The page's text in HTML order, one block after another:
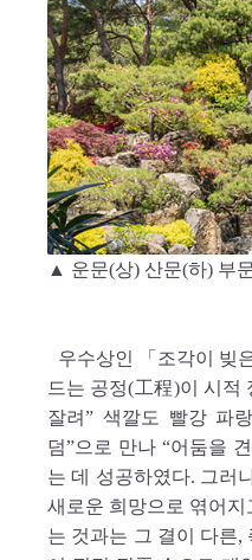
▲ 운문(상) 산문(하) 부
우수상인 「조각이 빚
드는 공정(工程)이 시적
잘려” 색깔도 빨강 파
덤”으로 만나 “어둠을
는 데 성공하였다. 그러
새로운 희망으로 엮어
는 것과는 그 결이 다른,